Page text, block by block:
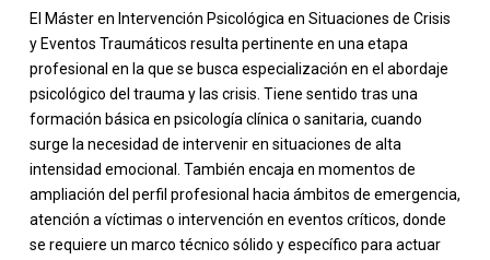
El Máster en Intervención Psicológica en Situaciones de Crisis
y Eventos Traumáticos resulta pertinente en una etapa
profesional en la que se busca especialización en el abordaje
psicológico del trauma y las crisis. Tiene sentido tras una
formación básica en psicología clínica o sanitaria, cuando
surge la necesidad de intervenir en situaciones de alta
intensidad emocional. También encaja en momentos de
ampliación del perfil profesional hacia ámbitos de emergencia,
atención a víctimas o intervención en eventos críticos, donde
se requiere un marco técnico sólido y específico para actuar